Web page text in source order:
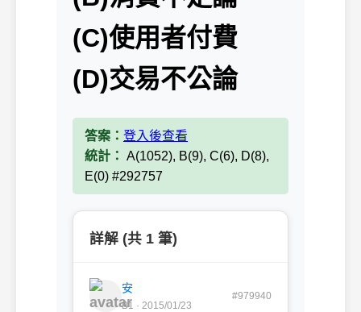
(C)使用者付費
(D)交易不公論
答案： 登入後查看
統計： A(1052), B(9), C(6), D(8),
E(0) #292757
詳解 (共 1 筆)
安
B1 · 2015/01/23
#979940